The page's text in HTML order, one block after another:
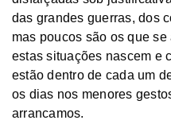
das grandes guerras, dos
mas poucos são os que
estas situações nascem e
estão dentro de cada um
os dias nos menores
arrancamos.